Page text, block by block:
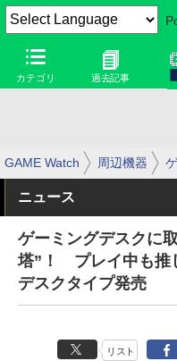
カテゴリ 過去記事
GAME Watch 周辺機器
ニュース
ゲーミングデスクに
塔”！ プレイ中も推
デスクタイプ発売
リスト